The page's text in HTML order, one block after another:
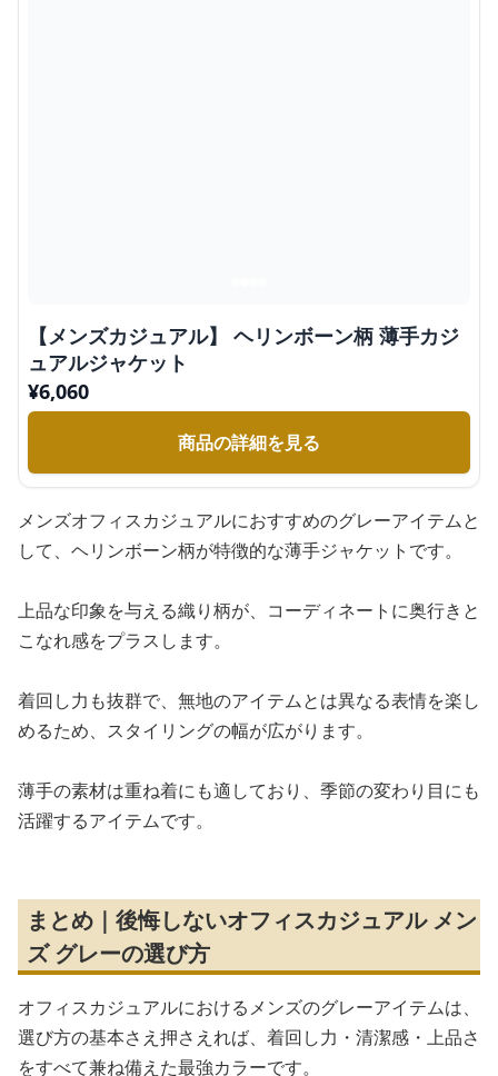
【メンズカジュアル】 ヘリンボーン柄 薄手カジ
ュアルジャケット
¥6,060
商品の詳細を見る
メンズオフィスカジュアルにおすすめのグレーアイテムと
して、ヘリンボーン柄が特徴的な薄手ジャケットです。
上品な印象を与える織り柄が、コーディネートに奥行きと
こなれ感をプラスします。
着回し力も抜群で、無地のアイテムとは異なる表情を楽し
めるため、スタイリングの幅が広がります。
薄手の素材は重ね着にも適しており、季節の変わり目にも
活躍するアイテムです。
まとめ｜後悔しないオフィスカジュアル メン
ズ グレーの選び方
オフィスカジュアルにおけるメンズのグレーアイテムは、
選び方の基本さえ押さえれば、着回し力・清潔感・上品さ
をすべて兼ね備えた最強カラーです。